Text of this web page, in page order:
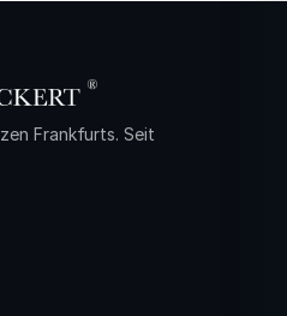
Frankfurts. Seit